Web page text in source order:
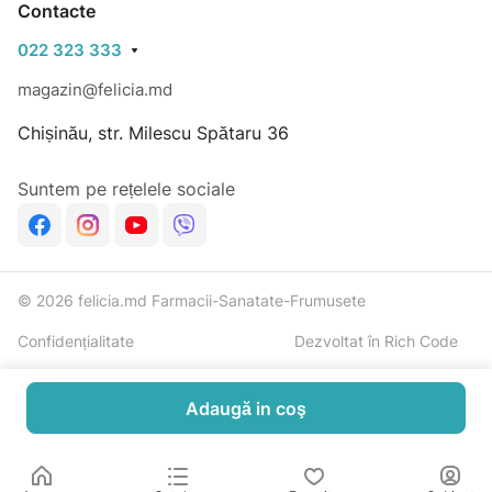
Contacte
022 323 333
magazin@felicia.md
Chișinău, str. Milescu Spătaru 36
Suntem pe rețelele sociale
© 2026 felicia.md Farmacii-Sanatate-Frumusete
Confidențialitate Dezvoltat în Rich Code
Adaugă in coş